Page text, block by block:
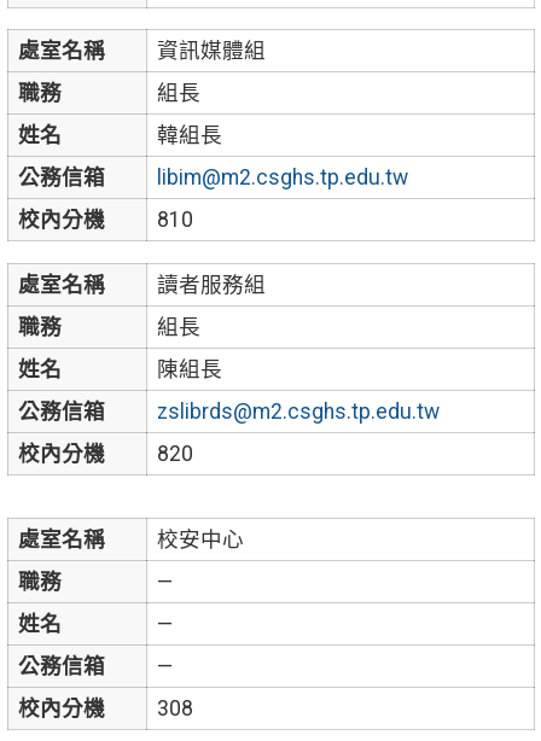
處室名稱
資訊媒體組
職務
組長
姓名
韓組長
公務信箱
libim@m2.csghs.tp.edu.tw
校內分機
810
處室名稱
讀者服務組
職務
組長
姓名
陳組長
公務信箱
zslibrds@m2.csghs.tp.edu.tw
校內分機
820
處室名稱
校安中心
職務
—
姓名
—
公務信箱
—
校內分機
308